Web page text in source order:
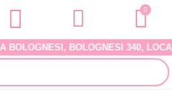
0
BOLOGNESI 340,